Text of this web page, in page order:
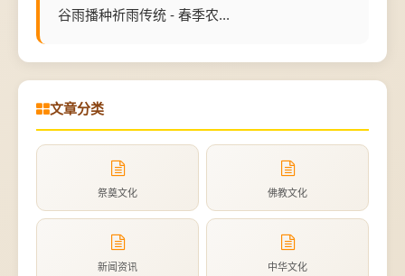
谷雨播种祈雨传统 - 春季农...
文章分类
祭奠文化 佛教文化
新闻资讯 中华文化